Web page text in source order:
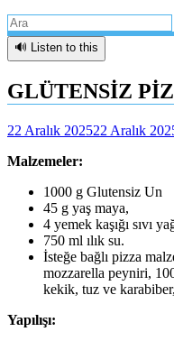
🔊 Listen to this
GLÜTENSİZ
22 Aralık 202522 Aralık
Malzemeler:
1000 g Glutensiz Un
45 g yaş maya,
4 yemek kaşığı sıvı
750 ml ılık su.
İsteğe bağlı pizza
mozzarella peyniri,
kekik, tuz ve
Yapılışı: